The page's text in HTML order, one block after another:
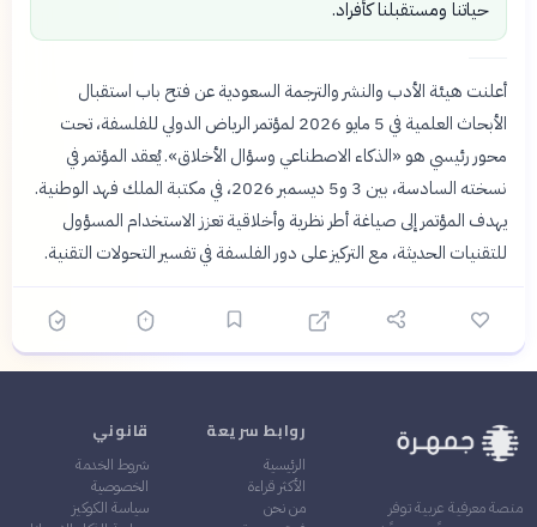
حياتنا ومستقبلنا كأفراد.
أعلنت هيئة الأدب والنشر والترجمة السعودية عن فتح باب استقبال
الأبحاث العلمية في 5 مايو 2026 لمؤتمر الرياض الدولي للفلسفة، تحت
محور رئيسي هو «الذكاء الاصطناعي وسؤال الأخلاق». يُعقد المؤتمر في
نسخته السادسة، بين 3 و5 ديسمبر 2026، في مكتبة الملك فهد الوطنية.
يهدف المؤتمر إلى صياغة أطر نظرية وأخلاقية تعزز الاستخدام المسؤول
للتقنيات الحديثة، مع التركيز على دور الفلسفة في تفسير التحولات التقنية.
منصة معرفية عربية توفر
روابط سريعة
الرئيسية
الأكثر قراءة
من نحن
قانوني
شروط الخدمة
الخصوصية
سياسة الكوكيز